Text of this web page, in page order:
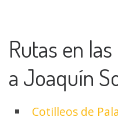
Rutas en
a Joaquín
Cotilleos de